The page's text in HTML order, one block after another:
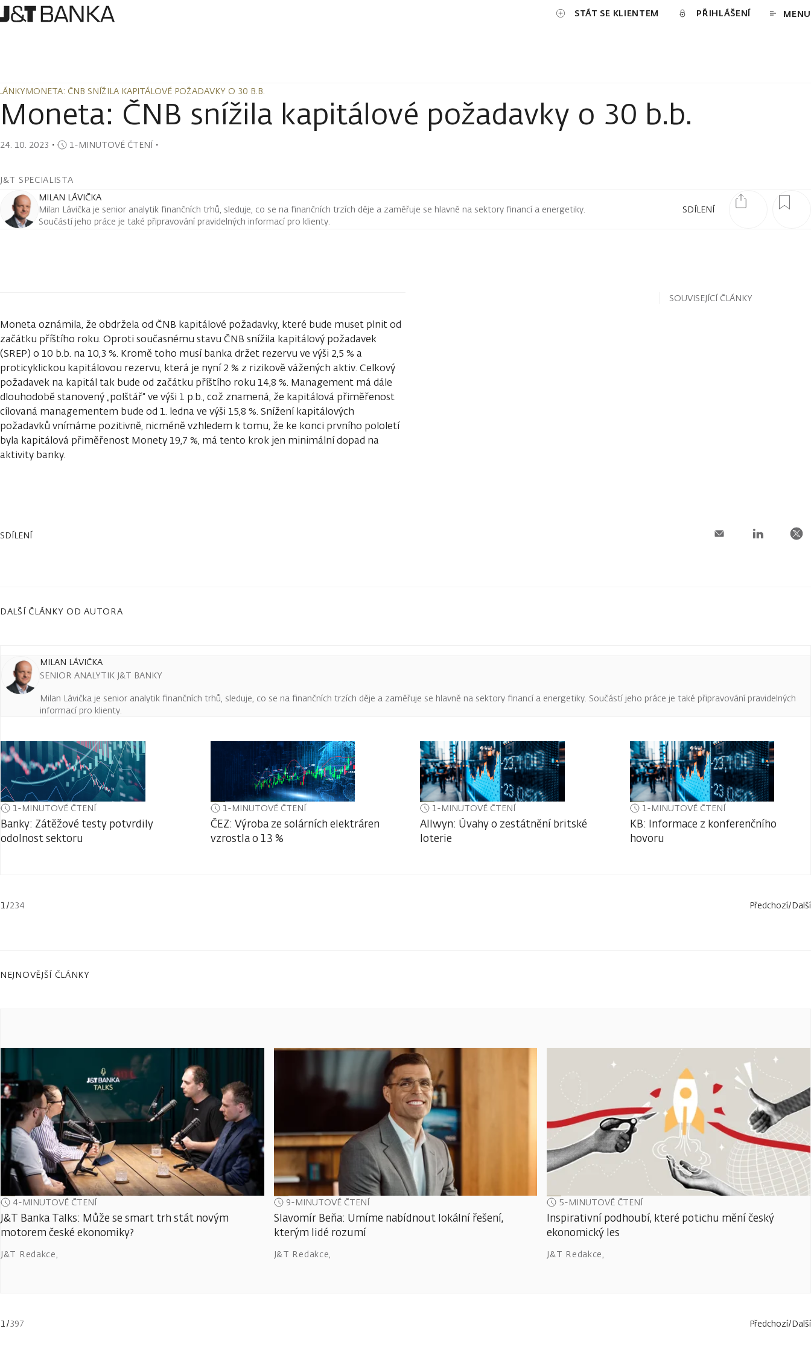
STÁT SE KLIENTEM PŘIHLÁŠENÍ MENU
MONETA: ČNB SNÍŽILA KAPITÁLOVÉ POŽADAVKY O 30 B.B.
MONETA: ČNB SNÍŽILA KAPITÁLOVÉ POŽADAVKY O 30 B.B.
Moneta: ČNB snížila kapitálové požadavky o 30 b.b.
24. 10. 2023 ・ 1-MINUTOVÉ ČTENÍ・
J&T SPECIALISTA
SDÍLENÍ
MILAN LÁVIČKA
Milan Lávička je senior analytik finančních trhů, sleduje, co se na finančních trzích děje a zaměřuje se hlavně na sektory financí a energetiky.
Součástí jeho práce je také připravování pravidelných informací pro klienty.
Moneta oznámila, že obdržela od ČNB kapitálové požadavky, které bude muset plnit od
začátku příštího roku. Oproti současnému stavu ČNB snížila kapitálový požadavek
(SREP) o 10 b.b. na 10,3 %. Kromě toho musí banka držet rezervu ve výši 2,5 % a
proticyklickou kapitálovou rezervu, která je nyní 2 % z rizikově vážených aktiv. Celkový
požadavek na kapitál tak bude od začátku příštího roku 14,8 %. Management má dále
dlouhodobě stanovený „polštář“ ve výši 1 p.b., což znamená, že kapitálová přiměřenost
cílovaná managementem bude od 1. ledna ve výši 15,8 %. Snížení kapitálových
požadavků vnímáme pozitivně, nicméně vzhledem k tomu, že ke konci prvního pololetí
byla kapitálová přiměřenost Monety 19,7 %, má tento krok jen minimální dopad na
aktivity banky.
SOUVISEJÍCÍ ČLÁNKY
SDÍLENÍ
DALŠÍ ČLÁNKY OD AUTORA
MILAN LÁVIČKA
SENIOR ANALYTIK J&T BANKY
Milan Lávička je senior analytik finančních trhů, sleduje, co se na finančních trzích děje a zaměřuje se hlavně na sektory financí a energetiky. Součástí jeho práce je také připravování pravidelných
informací pro klienty.
1-MINUTOVÉ ČTENÍ
Banky: Zátěžové testy potvrdily
odolnost sektoru
1-MINUTOVÉ ČTENÍ
ČEZ: Výroba ze solárních elektráren
vzrostla o 13 %
1-MINUTOVÉ ČTENÍ
Allwyn: Úvahy o zestátnění britské
loterie
1-MINUTOVÉ ČTENÍ
KB: Informace z konferenčního
hovoru
1 /234 Předchozí/Další
NEJNOVĚJŠÍ ČLÁNKY
4-MINUTOVÉ ČTENÍ
J&T Banka Talks: Může se smart trh stát novým
motorem české ekonomiky?
J&T Redakce,
9-MINUTOVÉ ČTENÍ
Slavomír Beňa: Umíme nabídnout lokální řešení,
kterým lidé rozumí
J&T Redakce,
5-MINUTOVÉ ČTENÍ
Inspirativní podhoubí, které potichu mění český
ekonomický les
J&T Redakce,
1/397 Předchozí/Další